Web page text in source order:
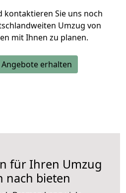
kontaktieren Sie uns noch
Umzug von
mit Ihnen zu planen.
erhalten
für Ihren Umzug
nach bieten